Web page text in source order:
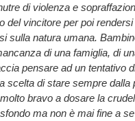
di violenza e
del vincitore per poi
sulla natura umana.
di una famiglia, di
pensare ad un tentativo
scelta di stare sempre dalla
bravo a dosare la
ma non è mai fine a